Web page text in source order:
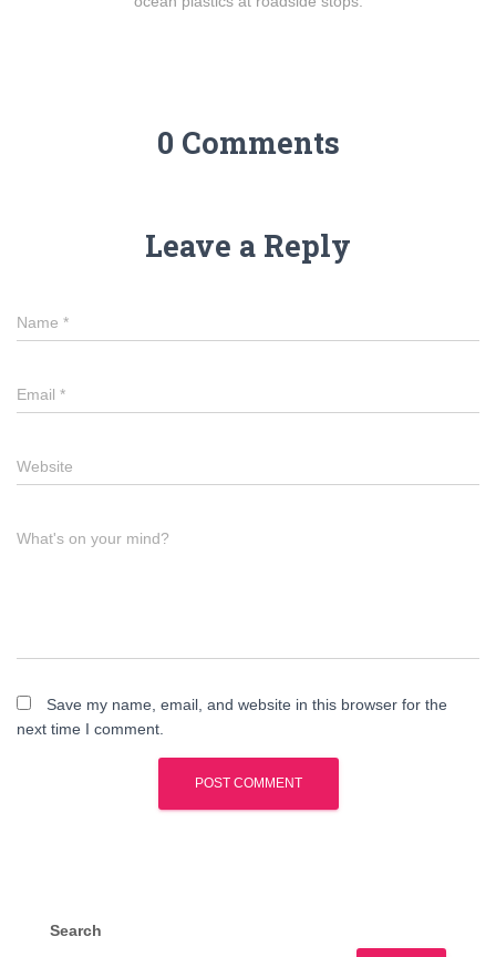
0 Comments
Leave a Reply
Name *
Email *
Website
What's on your mind?
Save my name, email, and website in this browser for the
next time I comment.
Search